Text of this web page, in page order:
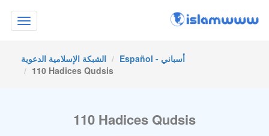
Toggle
navigation
الشبكة الإسلامية الدعوية
Español - أسباني
110 Hadices Qudsis
110 Hadices Qudsis